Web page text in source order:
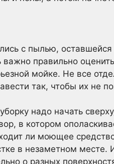
с пылью,
правильно
мойке. Не все
так, чтобы их не
надо начать
в котором
ли моющее
в незаметном месте.
о разных